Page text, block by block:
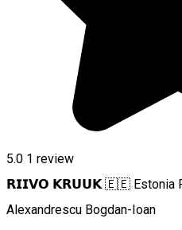
5.0 1 review
𝗥𝗜𝗜𝗩𝗢 𝗞𝗥𝗨𝗨𝗞 🇪🇪 Estonia
Alexandrescu Bogdan-Ioan